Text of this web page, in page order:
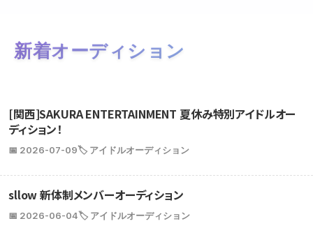
新着オーディション
[関西]SAKURA ENTERTAINMENT 夏休み特別アイドルオー
ディション！
📅 2026-07-09🏷️ アイドルオーディション
sllow 新体制メンバーオーディション
📅 2026-06-04🏷️ アイドルオーディション